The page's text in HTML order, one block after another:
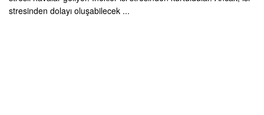
stresinden dolayı oluşabilecek ...